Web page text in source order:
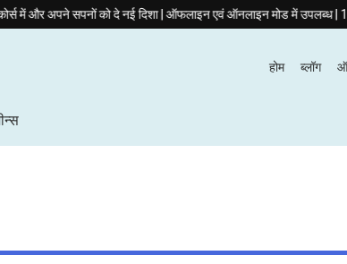
सपनों को दे नई दिशा | ऑफलाइन एवं ऑनलाइन मोड में उपलब्ध | 12 जनवरी
होम ब्लॉग